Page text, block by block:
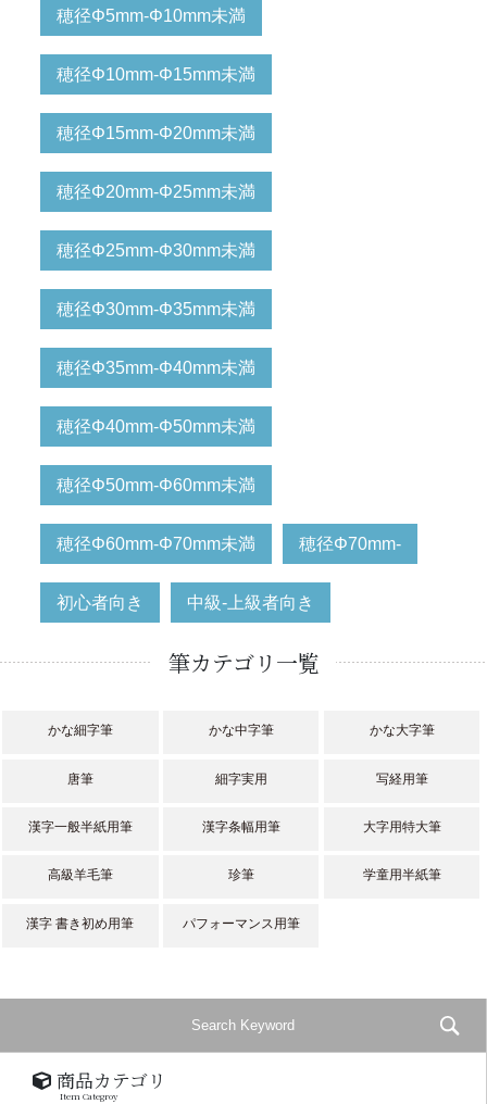
穂径Φ5mm-Φ10mm未満
穂径Φ10mm-Φ15mm未満
穂径Φ15mm-Φ20mm未満
穂径Φ20mm-Φ25mm未満
穂径Φ25mm-Φ30mm未満
穂径Φ30mm-Φ35mm未満
穂径Φ35mm-Φ40mm未満
穂径Φ40mm-Φ50mm未満
穂径Φ50mm-Φ60mm未満
穂径Φ60mm-Φ70mm未満 穂径Φ70mm-
初心者向き 中級-上級者向き
筆カテゴリ一覧
かな細字筆 かな中字筆 かな大字筆
唐筆 細字実用 写経用筆
漢字一般半紙用筆 漢字条幅用筆 大字用特大筆
高級羊毛筆 珍筆 学童用半紙筆
漢字 書き初め用筆 パフォーマンス用筆
商品カテゴリ
Item Categroy